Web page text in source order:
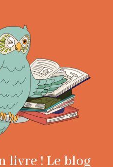
livre ! Le blog